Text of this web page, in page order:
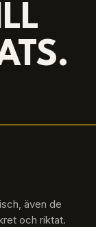
även de
och riktat.